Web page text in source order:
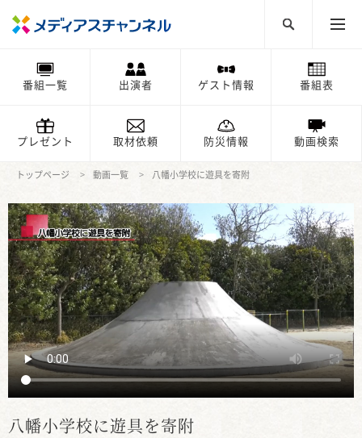
番組一覧 出演者 ゲスト情報 番組表
プレゼント 取材依頼 防災情報 動画検索
トップページ 動画一覧 八幡小学校に遊具を寄附
八幡小学校に遊具を寄附